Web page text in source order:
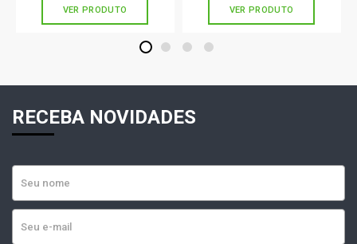
VER PRODUTO VER PRODUTO
1 2 3 4
RECEBA NOVIDADES